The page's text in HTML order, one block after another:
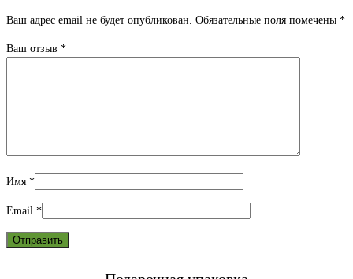
Ваш адрес email не будет опубликован. Обязательные поля помечены *
Ваш отзыв *
Имя *
Email *